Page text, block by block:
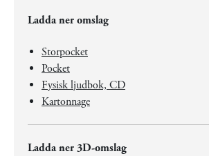
Ladda ner omslag
Storpocket
Pocket
Fysisk ljudbok, CD
Kartonnage
Ladda ner 3D-omslag